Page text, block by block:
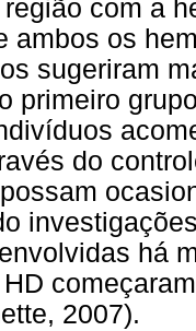
região com a
ambos os
sugeriram
primeiro
do
há
2007).